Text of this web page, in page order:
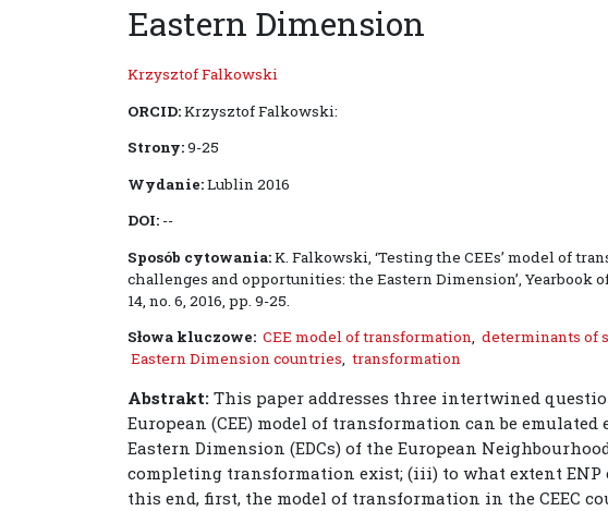
Eastern Dimension
Krzysztof Falkowski
ORCID:Krzysztof Falkowski:
Strony:9-25
Wydanie:Lublin 2016
DOI: --
Sposób cytowania:K. Falkowski, ‘Testing the CEEs’ model of
challenges and opportunities: the Eastern Dimension’, Yearbook
14, no. 6, 2016, pp. 9-25.
Słowa kluczowe: CEE model of transformation, determinants of
Eastern Dimension countries, transformation
Abstrakt: This paper addresses three intertwined
European (CEE) model of transformation can be
Eastern Dimension (EDCs) of the European
completing transformation exist; (iii) to what extent ENP
this end, first, the model of transformation in the CEEC